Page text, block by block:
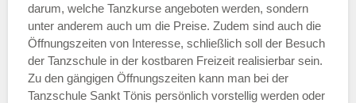
darum, welche Tanzkurse angeboten werden, sondern
unter anderem auch um die Preise. Zudem sind auch die
Öffnungszeiten von Interesse, schließlich soll der Besuch
der Tanzschule in der kostbaren Freizeit realisierbar sein.
Zu den gängigen Öffnungszeiten kann man bei der
Tanzschule Sankt Tönis persönlich vorstellig werden oder